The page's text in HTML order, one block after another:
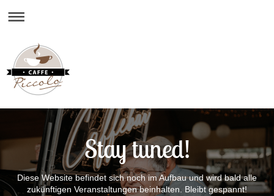
Stay tuned!
Diese Website befindet sich noch im Aufbau und wird bald alle
zukünftigen Veranstaltungen beinhalten. Bleibt gespannt!